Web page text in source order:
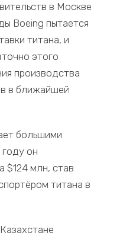
в Москве
Boeing пытается
титана, и
этого
производства
в ближайшей
большими
он
$124 млн, став
титана в